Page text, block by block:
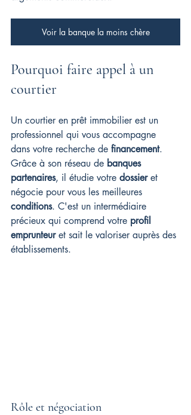
Voir la banque la moins chère
Pourquoi faire appel à un
courtier
Un courtier en prêt immobilier est un
professionnel qui vous accompagne
dans votre recherche de financement.
Grâce à son réseau de banques
partenaires, il étudie votre dossier et
négocie pour vous les meilleures
conditions. C'est un intermédiaire
précieux qui comprend votre profil
emprunteur et sait le valoriser auprès des
établissements.
Rôle et négociation